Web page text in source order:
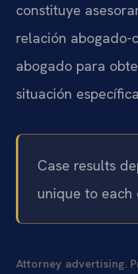
constituye
relación abogado-
abogado para
situación
Case results
unique to each
Attorney advertising.